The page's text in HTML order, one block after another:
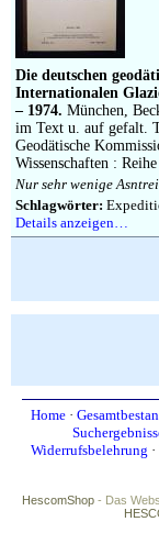
Impressum
Die deutschen
Internationalen
– 1974. München,
im Text u. auf gefalt.
Geodätische
Wissenschaften :
Nur sehr wenige
Schlagwörter:
Details anzeigen…
Home·
Widerrufsbelehrung ·
HescomShop - Das